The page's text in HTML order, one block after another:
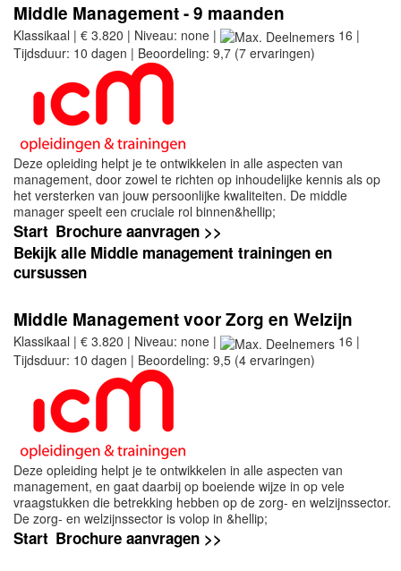
Middle Management - 9 maanden
Klassikaal | € 3.820 | Niveau: none |
16 |
Tijdsduur: 10 dagen | Beoordeling: 9,7 (7 ervaringen)
Deze opleiding helpt je te ontwikkelen in alle aspecten van
management, door zowel te richten op inhoudelijke kennis als op
het versterken van jouw persoonlijke kwaliteiten. De middle
manager speelt een cruciale rol binnen&hellip;
Start Brochure aanvragen >>
Bekijk alle Middle management trainingen en
cursussen
Middle Management voor Zorg en Welzijn
Klassikaal | € 3.820 | Niveau: none |
16 |
Tijdsduur: 10 dagen | Beoordeling: 9,5 (4 ervaringen)
Deze opleiding helpt je te ontwikkelen in alle aspecten van
management, en gaat daarbij op boeiende wijze in op vele
vraagstukken die betrekking hebben op de zorg- en welzijnssector.
De zorg- en welzijnssector is volop in &hellip;
Start Brochure aanvragen >>